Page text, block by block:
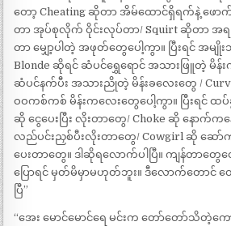
တော့ Cheating ဆိုတာ အိမ်ထောင်ရှိရက်နဲ့ ဖောက်
တာ အုပ်စုလိုက် ဝိုင်းလုပ်တာ/ Squirt ဆိုတာ အ
တာ မျှော့ပါတဲ့ အဖုတ်တွေပေါ့ကွာ။ ပြီးရင် အမ
Blonde ဆိုရင် ဆံပင်ရွှေရောင် အသားဖြူတဲ့ မိန်
ဆံပင်နက်ပီး အသားညိုတဲ့ မိန်းခလေးတွေ /
ဝဝကစ်ကစ် မိန်းကလေးတွေပေါ့ကွာ။ ပြီးရင် ထ
ဆို ငွေပေးပြီး လိုးတာတွေ/ Choke ဆို နောက်ကန
လည်ပင်းညှစ်ပီးလိုးတာတွေ/ Cowgirl ဆို ဆေ
ပေးတာတွေ။ ဒါဆိုရလောက်ပါပြီ။ ကျန်တာတွ
ပြောရင် မှတ်မိမှာမဟုတ်ဘူး။ ဒီလောက်တောင်
ပြီ”
“အေး မောင်မောင်ရေ မင်းက တော်တော်သိတဲ့ကေ